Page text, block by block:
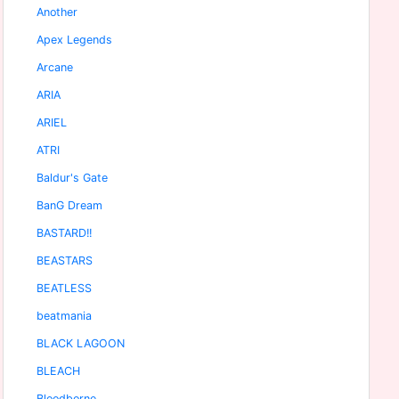
Another
Apex Legends
Arcane
ARIA
ARIEL
ATRI
Baldur's Gate
BanG Dream
BASTARD!!
BEASTARS
BEATLESS
beatmania
BLACK LAGOON
BLEACH